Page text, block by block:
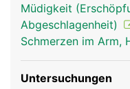
Müdigkeit
Abgeschlagenheit)
Schmerzen im Arm,
Untersuchungen